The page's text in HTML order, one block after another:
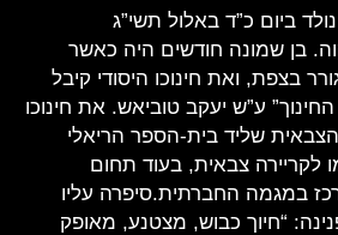
ביום כ”ד באלול תשי”ג
תקוה. בן שמונה חודשים היה כאשר
בצפת, ואת חינוכו היסודי קיבל
ע”ש יעקב טוביאש. את חינוכו
הצבאית שליד בית-הספר הריאלי
לקריירה צבאית, בעוד תחום
במגמה החברתית.סיפרה עליו
“חיוך כבוש, מצטנע, מאופק